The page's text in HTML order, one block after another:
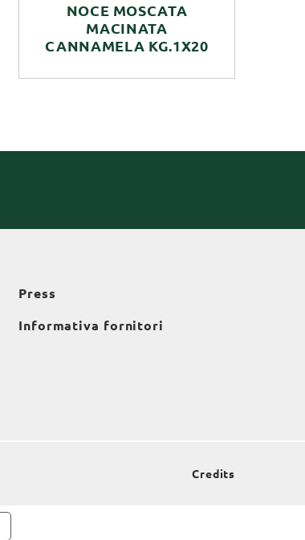
NOCE MOSCATA
MACINATA
CANNAMELA KG.1X20
Press
Informativa fornitori
Credits